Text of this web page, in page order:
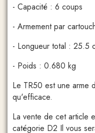
- Capacité : 6 coups
- Armement par
- Longueur total : 25.5
- Poids : 0.680 kg
Le TR50 est une arme
qu'efficace.
La vente de cet article
catégorie D2 Il vous